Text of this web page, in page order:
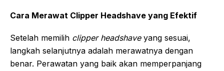
Cara Merawat Clipper Headshave yang Efektif
Setelah memilih clipper headshaveyang sesuai,
langkah selanjutnya adalah merawatnya dengan
benar. Perawatan yang baik akan memperpanjang